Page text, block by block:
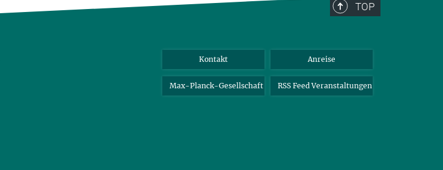
TOP
Kontakt Anreise
Max-Planck-Gesellschaft RSS Feed Veranstaltungen